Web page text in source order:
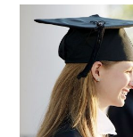
없었습니다. 10년 전
일주일밖에 남지 않았
하지만 그동안 생활하
긍정적이어서 병환을
믿을 수 없었습니다.
엄마는 절대로 쉽게
저는 그만 주저앉고